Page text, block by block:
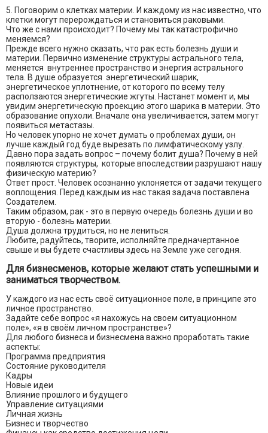
5. Поговорим о клетках материи. И каждому из нас известно, что
клетки могут перерождаться и становиться раковыми.
Что же с нами происходит? Почему мы так катастрофично
меняемся?
Прежде всего нужно сказать, что рак есть болезнь души и
материи. Первично изменение структуры астрального тела,
меняется внутреннее пространство и энергия астрального
тела. В душе образуется энергетический шарик,
энергетическое уплотнение, от которого по всему телу
расползаются энергетические жгуты. Настанет момент и, мы
увидим энергетическую проекцию этого шарика в материи. Это
образование опухоли. Вначале она увеличивается, затем могут
появиться метастазы.
Но человек упорно не хочет думать о проблемах души, он
лучше каждый год буде вырезать по лимфатическому узлу.
Давно пора задать вопрос – почему болит душа? Почему в ней
появляются структуры, которые впоследствии разрушают нашу
физическую материю?
Ответ прост. Человек осознанно уклоняется от задачи текущего
воплощения. Перед каждым из нас такая задача поставлена
Создателем.
Таким образом, рак - это в первую очередь болезнь души и во
вторую - болезнь материи.
Душа должна трудиться, но не лениться.
Любите, радуйтесь, творите, исполняйте предначертанное
свыше и вы будете счастливы здесь на Земле уже сегодня.
Для бизнесменов, которые желают стать успешными и
заниматься творчеством.
У каждого из нас есть своё ситуационное поле, в принципе это
личное пространство.
Задайте себе вопрос «я нахожусь на своем ситуационном
поле», «я в своём личном пространстве»?
Для любого бизнеса и бизнесмена важно проработать такие
аспекты:
Программа предприятия
Состояние руководителя
Кадры
Новые идеи
Влияние прошлого и будущего
Управление ситуациями
Личная жизнь
Бизнес и творчество